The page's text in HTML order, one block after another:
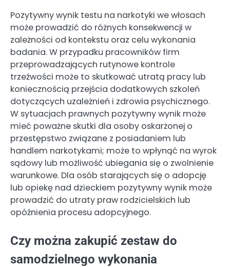
Pozytywny wynik testu na narkotyki we włosach
może prowadzić do różnych konsekwencji w
zależności od kontekstu oraz celu wykonania
badania. W przypadku pracowników firm
przeprowadzających rutynowe kontrole
trzeźwości może to skutkować utratą pracy lub
koniecznością przejścia dodatkowych szkoleń
dotyczących uzależnień i zdrowia psychicznego.
W sytuacjach prawnych pozytywny wynik może
mieć poważne skutki dla osoby oskarżonej o
przestępstwo związane z posiadaniem lub
handlem narkotykami; może to wpłynąć na wyrok
sądowy lub możliwość ubiegania się o zwolnienie
warunkowe. Dla osób starających się o adopcję
lub opiekę nad dzieckiem pozytywny wynik może
prowadzić do utraty praw rodzicielskich lub
opóźnienia procesu adopcyjnego.
Czy można zakupić zestaw do
samodzielnego wykonania